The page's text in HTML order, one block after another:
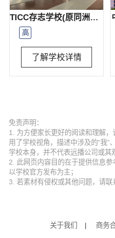
TICC存志学校(原同洲米德)
高
了解学校详情
免责声明：
1. 为方便家长更好的阅读和理解
用了学校视角，描述中涉及的“我”
学校本身，并不代表远播公司或其
2. 此网页内容目的在于提供信息
以学校官方发布为主；
3. 若素材有侵权或其他问题，请联
关于我们 | 商务